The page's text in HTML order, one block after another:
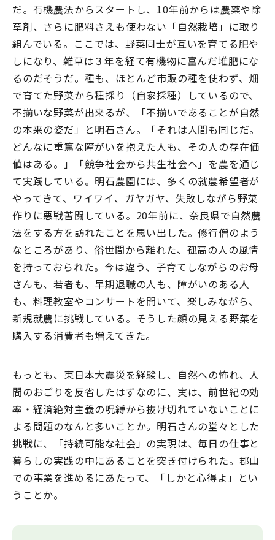
だ。有機農法からスタートし、10年前からは農薬や除
草剤、さらに肥料さえも使わない「自然栽培」に取り
組んでいる。ここでは、野菜同士が互いを育てる肥や
しになり、雑草は３年を経て有機物に富んだ堆肥にな
るのだそうだ。種も、ほとんど市販の種を使わず、畑
で育てた野菜から種採り（自家採種）しているので、
不揃いな野菜が出来るが、「不揃いであることが自然
の本来の姿だ」と明石さん。「それは人間も同じだ。
どんなに重篤な障がいを抱えた人も、その人の存在価
値はある。」「競争社会から共生社会へ」を農を通じ
て実践している。明石農園には、多くの就農希望者が
やってきて、ワイワイ、ガヤガヤ、失敗しながら野菜
作りに悪戦苦闘している。20年前に、奈良県で自然農
法をする方を訪れたことを思い出した。修行僧のよう
なところがあり、俗世間から離れた、孤高の人の風情
を持っておられた。今は違う、子育てしながらのお母
さんも、若者も、早期退職の人も、障がいのある人
も、料理教室やコンサートを開いて、楽しみながら、
新規就農に挑戦している。そうした顔の見える野菜を
購入する消費者も増えてきた。
もっとも、東日本大震災を経験し、自然への怖れ、人
間のおごりを反省したはずなのに、実は、前世紀の効
率・経済絶対主義の呪縛から抜け切れていないことに
よる問題のなんと多いことか。明石さんの堂々とした
挑戦に、「持続可能な社会」の実現は、毎日の仕事と
暮らしの実践の中にあることを突き付けられた。郡山
での事業を進めるにあたって、「しかと心得よ」とい
うことか。